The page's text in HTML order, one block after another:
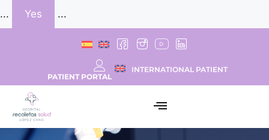
... Yes ...
PATIENT PORTAL
INTERNATIONAL PATIENT